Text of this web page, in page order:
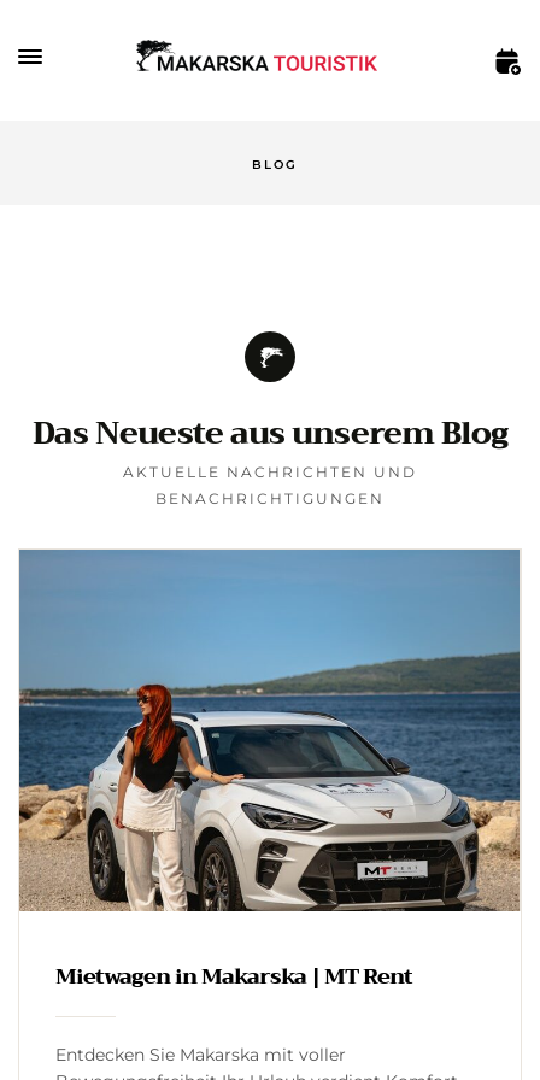
BLOG
Das Neueste aus unserem Blog
AKTUELLE NACHRICHTEN UND
BENACHRICHTIGUNGEN
Mietwagen in Makarska | MT Rent
Entdecken Sie Makarska mit voller